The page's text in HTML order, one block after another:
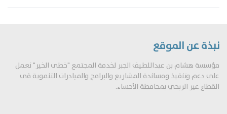
نبذة عن الموقع
مؤسسة هشام بن عبداللطيف الجبر لخدمة المجتمع "خطى الخير" نعمل
على دعم وتنفيذ ومساندة المشاريع والبرامج والمبادرات التنموية في
القطاع غير الربحي بمحافظة الأحساء.